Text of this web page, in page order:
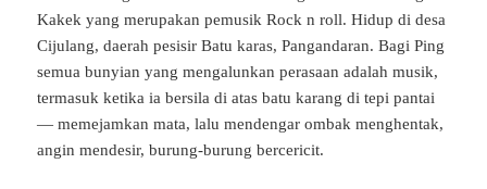
Kakek yang merupakan pemusik Rock n roll. Hidup di desa
Cijulang, daerah pesisir Batu karas, Pangandaran. Bagi Ping
semua bunyian yang mengalunkan perasaan adalah musik,
termasuk ketika ia bersila di atas batu karang di tepi pantai
— memejamkan mata, lalu mendengar ombak menghentak,
angin mendesir, burung-burung bercericit.